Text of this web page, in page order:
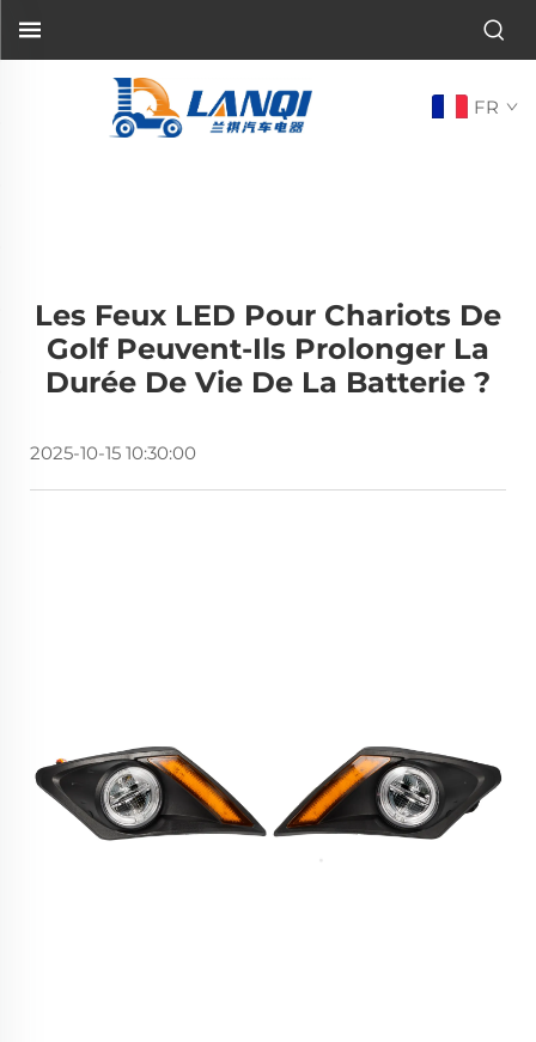
FR
Les Feux LED Pour Chariots De
Golf Peuvent-Ils Prolonger La
Durée De Vie De La Batterie ?
2025-10-15 10:30:00